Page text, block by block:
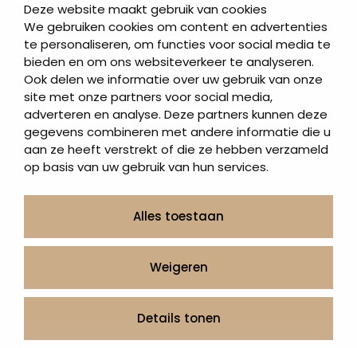
Deze website maakt gebruik van cookies
We gebruiken cookies om content en advertenties
te personaliseren, om functies voor social media te
bieden en om ons websiteverkeer te analyseren.
Ook delen we informatie over uw gebruik van onze
site met onze partners voor social media,
adverteren en analyse. Deze partners kunnen deze
gegevens combineren met andere informatie die u
aan ze heeft verstrekt of die ze hebben verzameld
op basis van uw gebruik van hun services.
Alles toestaan
Weigeren
Details tonen
Alkmaar
Ritsevoort 18, 1811 DN Alkmaar, Nederland
Met showtuin en showroom
Parkeren
U rijdt richting het Noordwest Ziekenhuis en dan
volgt u de borden Singelgarage.
072 - 511 2560
alkmaar@arteagrafmonumenten.nl
Maak een afspraak